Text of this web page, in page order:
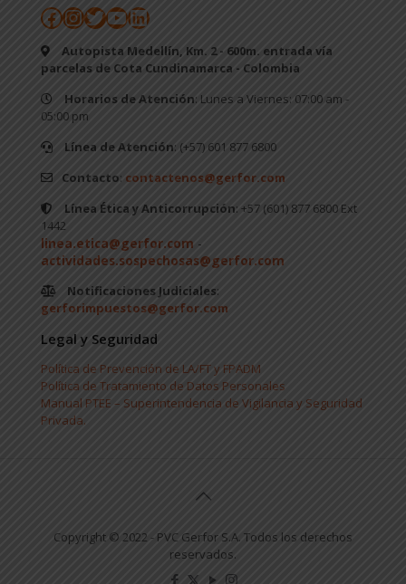
Facebook
Instagram
Twitter
YouTube
LinkedIn
Autopista Medellín, Km. 2 - 600m. entrada vía
parcelas de Cota Cundinamarca - Colombia
Horarios de Atención: Lunes a Viernes: 07:00 am -
05:00 pm
Línea de Atención: (+57) 601 877 6800
Contacto: contactenos@gerfor.com
Línea Ética y Anticorrupción: +57 (601) 877 6800 Ext
1442
linea.etica@gerfor.com -
actividades.sospechosas@gerfor.com
Notificaciones Judiciales:
gerforimpuestos@gerfor.com
Legal y Seguridad
Política de Prevención de LA/FT y FPADM
Política de Tratamiento de Datos Personales
Manual PTEE – Superintendencia de Vigilancia y Seguridad
Privada.
Copyright © 2022 - PVC Gerfor S.A. Todos los derechos
reservados.